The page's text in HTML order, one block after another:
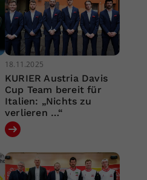
18.11.2025
KURIER Austria Davis
Cup Team bereit für
Italien: „Nichts zu
verlieren …“